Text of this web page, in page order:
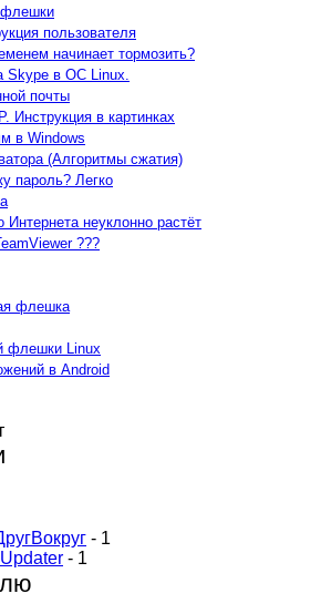
флешки
пользователя
начинает тормозить?
Skype в ОС Linux.
почты
Инструкция в картинках
в Windows
(Алгоритмы сжатия)
пароль? Легко
неуклонно растёт
???
флешка
флешки Linux
в Android
- 1
- 1